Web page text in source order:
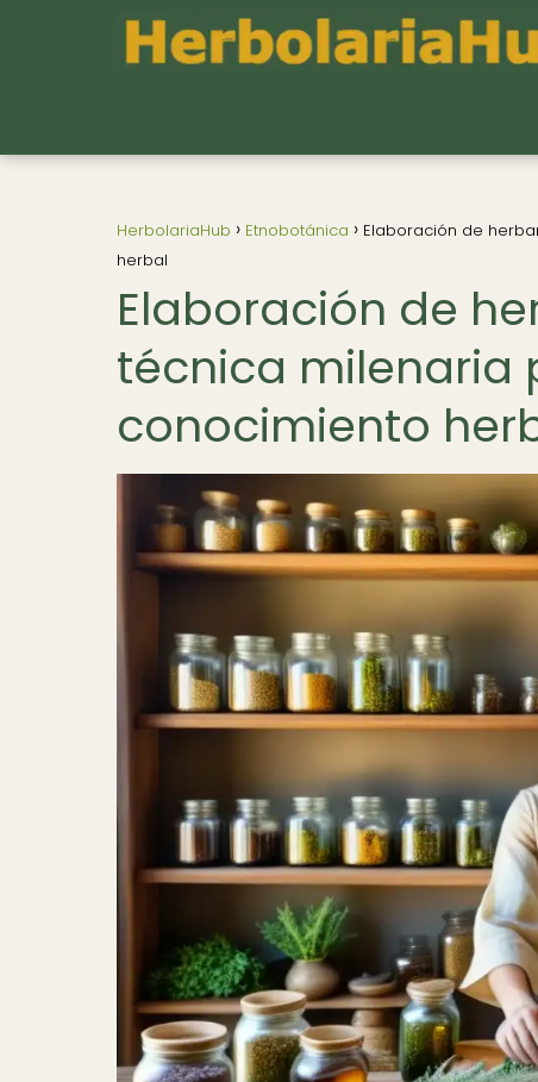
HerbolariaHub Etnobotánica
Elaboración de
herbal
Elaboración de
técnica milenaria
conocimiento